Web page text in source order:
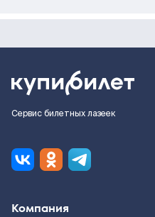
Сервис билетных лазеек
Компания